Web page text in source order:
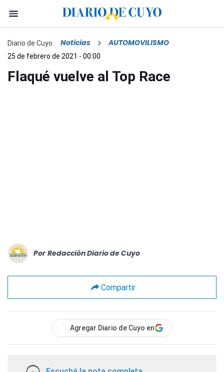
Diario de Cuyo Noticias AUTOMOVILISMO
25 de febrero de 2021 - 00:00
Flaqué vuelve al Top Race
Por Redacción Diario de Cuyo
Compartir
Agregar Diario de Cuyo en